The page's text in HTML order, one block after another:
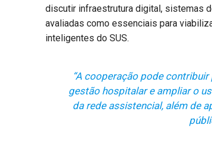
discutir infraestrutura digital, sistemas
avaliadas como essenciais para
inteligentes do SUS.
“A cooperação pode
gestão hospitalar e ampliar o
da rede assistencial, além de